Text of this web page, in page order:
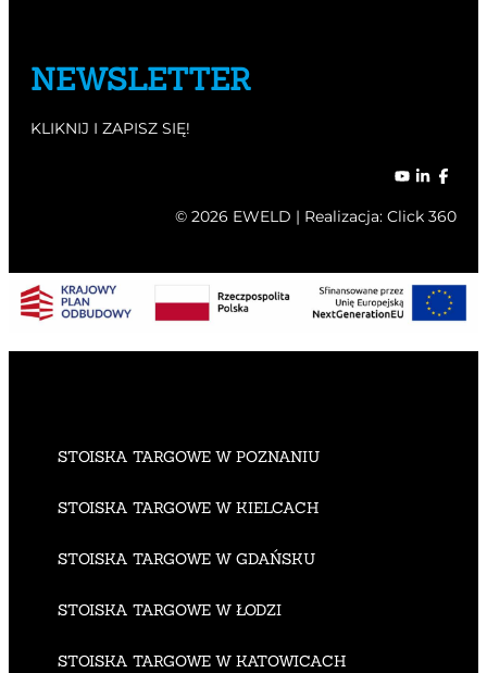
NEWSLETTER
KLIKNIJ I ZAPISZ SIĘ!
© 2026 EWELD | Realizacja: Click 360
STOISKA TARGOWE W POZNANIU
STOISKA TARGOWE W KIELCACH
STOISKA TARGOWE W GDAŃSKU
STOISKA TARGOWE W ŁODZI
STOISKA TARGOWE W KATOWICACH